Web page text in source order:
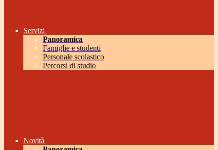
Servizi
Panoramica
Famiglie e studenti
Personale scolastico
Percorsi di studio
Novità